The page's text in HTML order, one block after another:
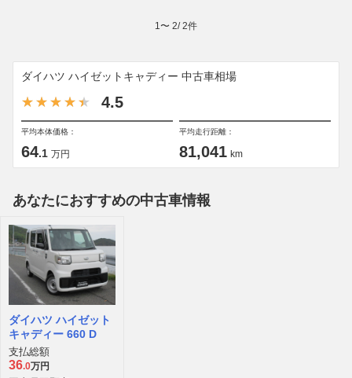
1 〜 2/2件
ダイハツ ハイゼットキャディー 中古車相場
4.5
平均本体価格：
64.1 万円
平均走行距離：
81,041 km
あなたにおすすめの中古車情報
ダイハツ ハイゼット
キャディー 660 D
支払総額
36.0万円